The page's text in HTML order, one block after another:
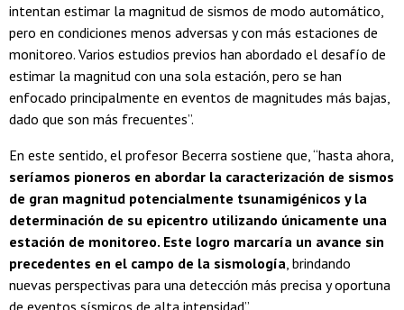
intentan estimar la magnitud de sismos de modo automático,
pero en condiciones menos adversas y con más estaciones de
monitoreo. Varios estudios previos han abordado el desafío de
estimar la magnitud con una sola estación, pero se han
enfocado principalmente en eventos de magnitudes más bajas,
dado que son más frecuentes”.
En este sentido, el profesor Becerra sostiene que, “hasta ahora,
seríamos pioneros en abordar la caracterización de sismos
de gran magnitud potencialmente tsunamigénicos y la
determinación de su epicentro utilizando únicamente una
estación de monitoreo. Este logro marcaría un avance sin
precedentes en el campo de la sismología , brindando
nuevas perspectivas para una detección más precisa y oportuna
de eventos sísmicos de alta intensidad”.